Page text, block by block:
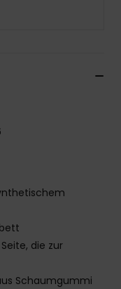
die zur
Schaumgummi